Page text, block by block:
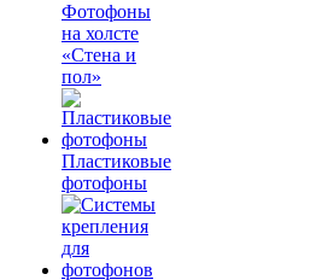
Фотофоны
на холсте
«Стена и
пол»
Пластиковые
фотофоны